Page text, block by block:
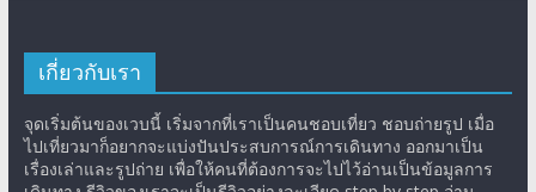
เกี่ยวกับเรา
จุดเริ่มต้นของเวบนี้ เริ่มจากที่เราเป็นคนชอบเที่ยว ชอบถ่ายรูป เมื่อ
ไปเที่ยวมาก็อยากจะแบ่งปันประสบการณ์การเดินทาง ออกมาเป็น
เรื่องเล่าและรูปถ่าย เพื่อให้คนที่ต้องการจะไปไว้อ่านเป็นข้อมูลการ